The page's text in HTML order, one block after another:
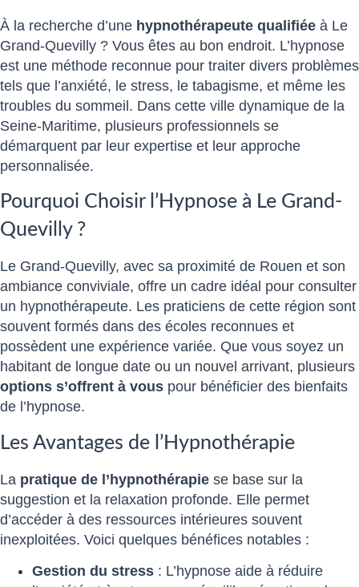
À la recherche d’une hypnothérapeute qualifiée à Le
Grand-Quevilly ? Vous êtes au bon endroit. L’hypnose
est une méthode reconnue pour traiter divers problèmes
tels que l’anxiété, le stress, le tabagisme, et même les
troubles du sommeil. Dans cette ville dynamique de la
Seine-Maritime, plusieurs professionnels se
démarquent par leur expertise et leur approche
personnalisée.
Pourquoi Choisir l’Hypnose à Le Grand-
Quevilly ?
Le Grand-Quevilly, avec sa proximité de Rouen et son
ambiance conviviale, offre un cadre idéal pour consulter
un hypnothérapeute. Les praticiens de cette région sont
souvent formés dans des écoles reconnues et
possèdent une expérience variée. Que vous soyez un
habitant de longue date ou un nouvel arrivant, plusieurs
options s’offrent à vous pour bénéficier des bienfaits
de l’hypnose.
Les Avantages de l’Hypnothérapie
La pratique de l’hypnothérapie se base sur la
suggestion et la relaxation profonde. Elle permet
d’accéder à des ressources intérieures souvent
inexploitées. Voici quelques bénéfices notables :
Gestion du stress : L’hypnose aide à réduire